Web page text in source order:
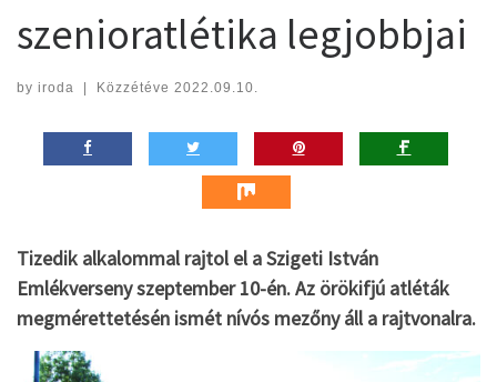
szenioratlétika legjobbjai
by iroda | Közzétéve 2022.09.10.
Tizedik alkalommal rajtol el a Szigeti István
Emlékverseny szeptember 10-én. Az örökifjú atléták
megmérettetésén ismét nívós mezőny áll a rajtvonalra.